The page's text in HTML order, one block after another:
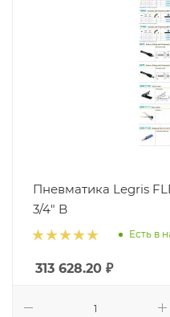
Пневматика Legris
3/4" B
Есть в
313 628.20 ₽